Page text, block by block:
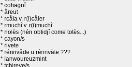
* cohagnî
* åreut
* rcåla v. r(i)cåler
* rmuchî v. r(i)muchî
* nolès (nén oblidjî come totès...)
* cayon/s
* rivete
* rénnvåde u rénnvåte ???
* lanwoureuzmint
* tchireye/s